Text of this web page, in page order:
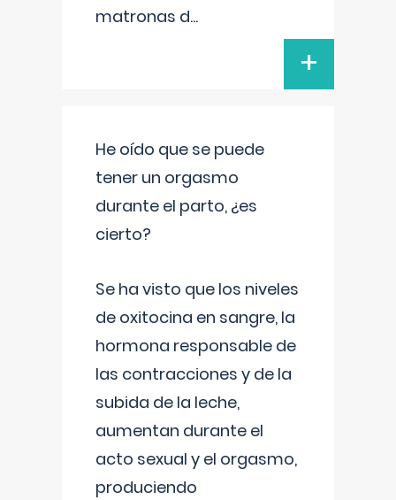
matronas d...
+
He oído que se puede
tener un orgasmo
durante el parto, ¿es
cierto?
Se ha visto que los niveles
de oxitocina en sangre, la
hormona responsable de
las contracciones y de la
subida de la leche,
aumentan durante el
acto sexual y el orgasmo,
produciendo